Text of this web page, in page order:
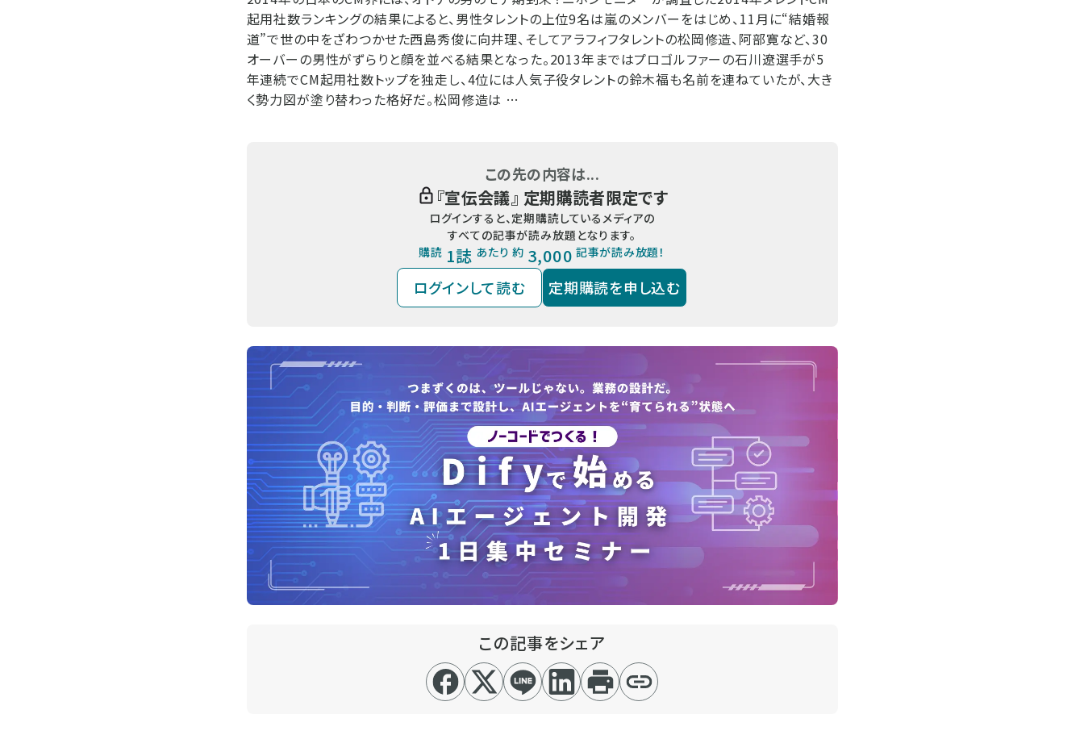
起用社数ランキングの結果によると、男性タレントの上位9名は嵐のメンバーをはじめ、11月に“結婚報
道”で世の中をざわつかせた西島秀俊に向井理、そしてアラフィフタレントの松岡修造、阿部寛など、30
オーバーの男性がずらりと顔を並べる結果となった。2013年まではプロゴルファーの石川遼選手が5
年連続でCM起用社数トップを独走し、4位には人気子役タレントの鈴木福も名前を連ねていたが、大き
く勢力図が塗り替わった格好だ。松岡修造は …
この先の内容は...
『宣伝会議』 定期購読者限定です
ログインすると、定期購読しているメディアの
すべての記事が読み放題となります。
購読 1誌 あたり 約 3,000 記事が読み放題！
ログインして読む 定期購読を申し込む
この記事をシェア